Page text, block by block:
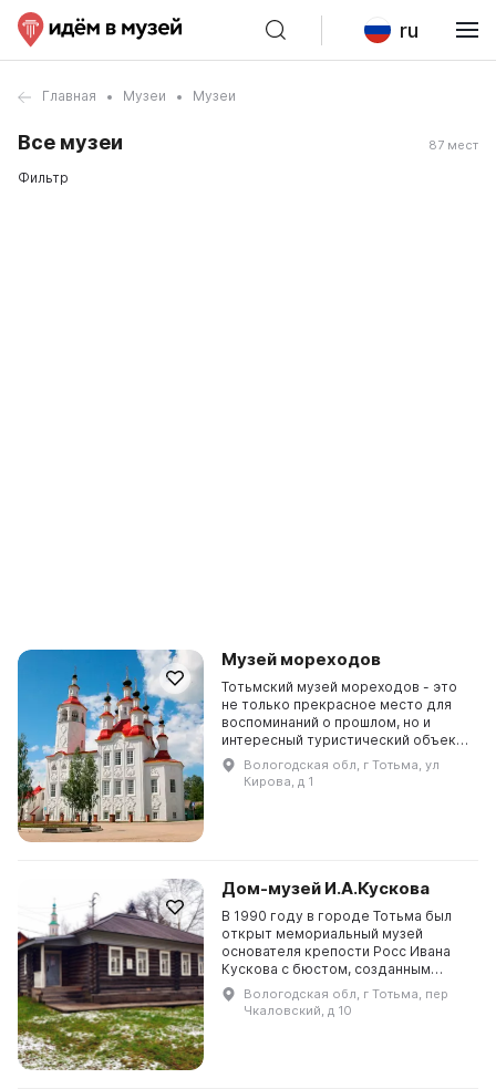
ru
Главная Музеи Музеи
Все музеи 87 мест
Фильтр
Музей мореходов
Тотьмский музей мореходов - это
не только прекрасное место для
воспоминаний о прошлом, но и
интересный туристический объект,
который привлекает
любознательных людей из разных
стран. В 1996 году в ч...
Вологодская обл, г Тотьма, ул
Кирова, д 1
Дом-музей И.А.Кускова
В 1990 году в городе Тотьма был
открыт мемориальный музей
основателя крепости Росс Ивана
Кускова с бюстом, созданным
скульптором Н. Н. Мухатаевым.
Автором художественного решения
экспозиции стал заслу...
Вологодская обл, г Тотьма, пер
Чкаловский, д 10